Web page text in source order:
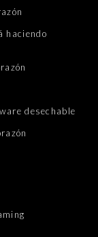
haciendo
desechable